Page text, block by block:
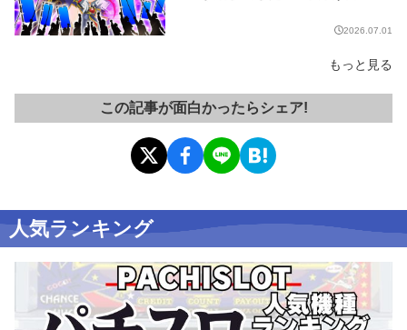
2026.07.01
もっと見る
この記事が面白かったらシェア!
人気ランキング